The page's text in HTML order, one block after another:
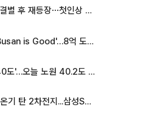
‘나솔사계’ 국화, 결별 후 재등장⋯첫인상 투표 휩쓸고 ‘인기녀’ 등극
억 도시브랜드, 용산 대통령실 CI 업체가 수행
'…오늘 노원 40.2도 기록
[특징주] 반도체 온기 탄 2차전지...삼성SDI, 장 초반 7% 넘게 껑충